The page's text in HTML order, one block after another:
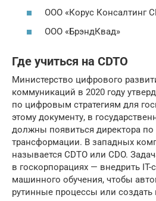
ООО «Корус Консалтинг
ООО «БрэндКвад»
Где учиться на CDTO
Министерство цифрового
коммуникаций в 2020 году
по цифровым стратегиям для
этому документу, в
должны появиться директора
трансформации. В западных
называется CDTO или CDO.
в госкорпорациях — внедрить IT-
машинного обучения, чтобы
рутинные процессы или